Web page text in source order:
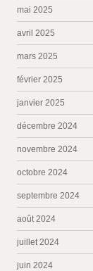
mai 2025
avril 2025
mars 2025
février 2025
janvier 2025
décembre 2024
novembre 2024
octobre 2024
septembre 2024
août 2024
juillet 2024
juin 2024